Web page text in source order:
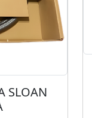
SLOAN